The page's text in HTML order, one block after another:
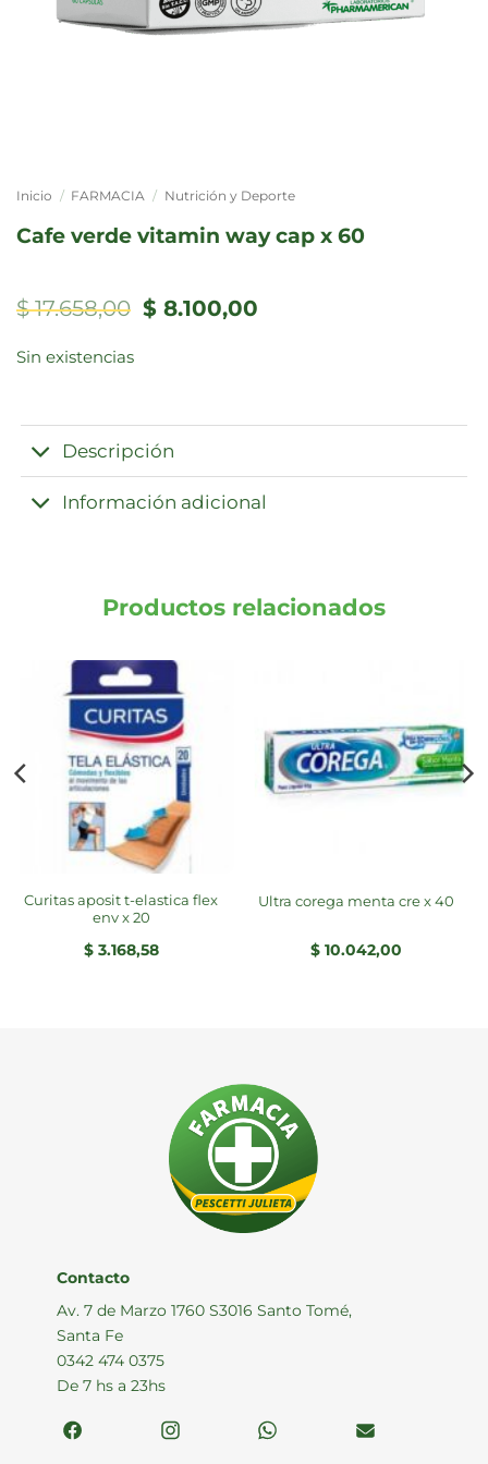
Inicio / FARMACIA / Nutrición y Deporte
cafe verde vitamin way cap x 60
$17.658,00 El
precio
$ 8.100,00
Sin existencias
Descripción
Información adicional
Productos relacionados
curitas aposit t-elastica flex
env x 20
$3.168,58
ultra corega menta cre x 40
$10.042,00
Contacto
Av. 7 de Marzo 1760 S3016 Santo Tomé,
Santa Fe
0342 474 0375
De 7 hs a 23hs